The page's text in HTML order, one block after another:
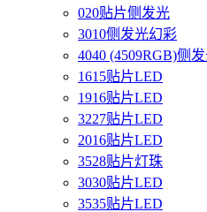
020贴片侧发光
3010侧发光幻彩
4040 (4509RGB)侧
1615贴片LED
1916贴片LED
3227贴片LED
2016贴片LED
3528贴片灯珠
3030贴片LED
3535贴片LED